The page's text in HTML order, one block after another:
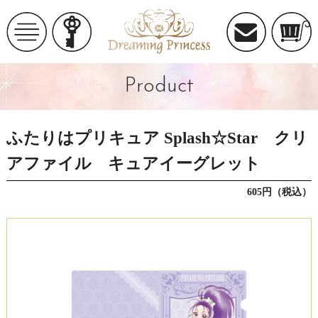
Product
ふたりはプリキュア Splash☆Star クリ
アファイル キュアイーグレット
605円（税込）